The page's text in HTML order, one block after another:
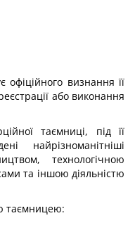
визнання її
або виконання
таємниці, під її
найрізноманітніші
технологічною
та іншою діяльністю
таємницею: